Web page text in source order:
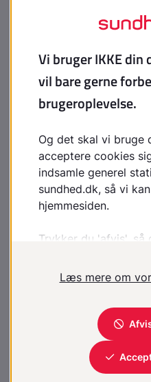
Hvordan
Aflastning med
vil ofte være første
kortison
enkelte tilfælde erstatte
Andre former for
at have effekt.
tvivlsom virkning.
Et karpaltunnelsyndrom
med operation. Du må
Indgrebet kan foregå i